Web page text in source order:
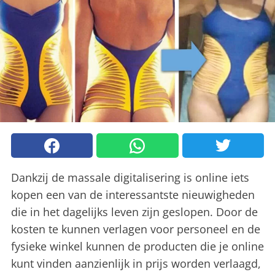
Dankzij de massale digitalisering is online iets
kopen een van de interessantste nieuwigheden
die in het dagelijks leven zijn geslopen. Door de
kosten te kunnen verlagen voor personeel en de
fysieke winkel kunnen de producten die je online
kunt vinden aanzienlijk in prijs worden verlaagd,